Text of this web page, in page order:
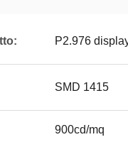
P2.976
SMD 1415
900cd/mq